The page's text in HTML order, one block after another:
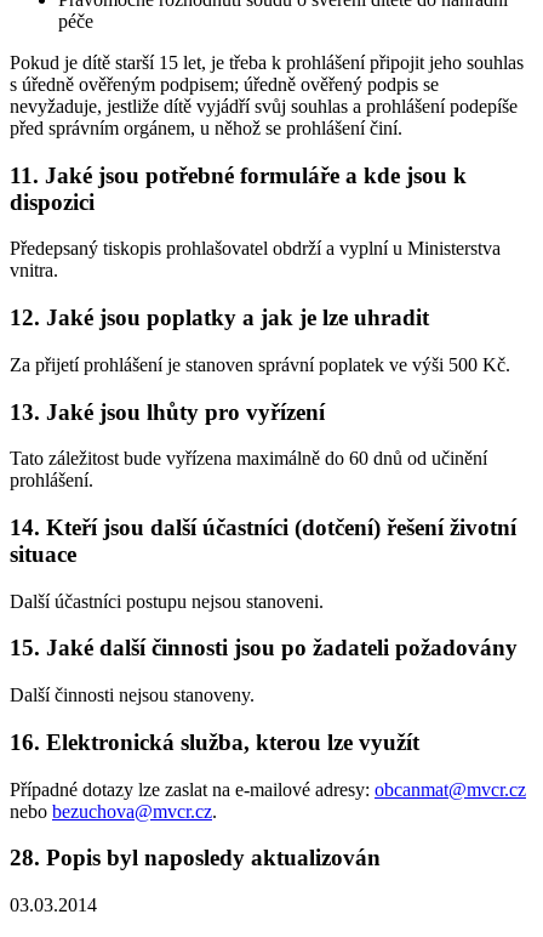
péče
Pokud je dítě starší 15 let, je třeba k prohlášení připojit jeho souhlas
s úředně ověřeným podpisem; úředně ověřený podpis se
nevyžaduje, jestliže dítě vyjádří svůj souhlas a prohlášení podepíše
před správním orgánem, u něhož se prohlášení činí.
11. Jaké jsou potřebné formuláře a kde jsou k
dispozici
Předepsaný tiskopis prohlašovatel obdrží a vyplní u Ministerstva
vnitra.
12. Jaké jsou poplatky a jak je lze uhradit
Za přijetí prohlášení je stanoven správní poplatek ve výši 500 Kč.
13. Jaké jsou lhůty pro vyřízení
Tato záležitost bude vyřízena maximálně do 60 dnů od učinění
prohlášení.
14. Kteří jsou další účastníci (dotčení) řešení životní
situace
Další účastníci postupu nejsou stanoveni.
15. Jaké další činnosti jsou po žadateli požadovány
Další činnosti nejsou stanoveny.
16. Elektronická služba, kterou lze využít
Případné dotazy lze zaslat na e-mailové adresy: obcanmat@mvcr.cz
nebo bezuchova@mvcr.cz.
28. Popis byl naposledy aktualizován
03.03.2014